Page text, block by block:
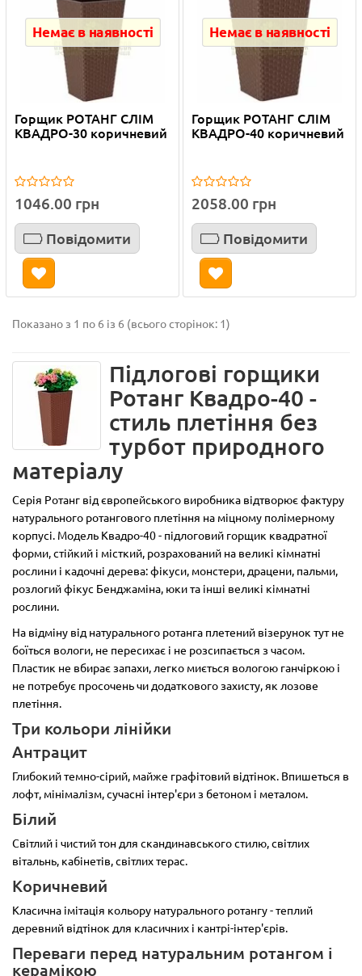
Немає в наявності
Горщик РОТАНГ СЛІМ
КВАДРО-30 коричневий
1046.00 грн
Повідомити
Немає в наявності
Горщик РОТАНГ СЛІМ
КВАДРО-40 коричневий
2058.00 грн
Повідомити
Показано з 1 по 6 із 6 (всього сторінок: 1)
Підлогові горщики
Ротанг Квадро-40 -
стиль плетіння без
турбот природного
матеріалу
Серія Ротанг від європейського виробника відтворює фактуру
натурального ротангового плетіння на міцному полімерному
корпусі. Модель Квадро-40 - підлоговий горщик квадратної
форми, стійкий і місткий, розрахований на великі кімнатні
рослини і кадочні дерева: фікуси, монстери, драцени, пальми,
розлогий фікус Бенджаміна, юки та інші великі кімнатні
рослини.
На відміну від натурального ротанга плетений візерунок тут не
боїться вологи, не пересихає і не розсипається з часом.
Пластик не вбирає запахи, легко миється вологою ганчіркою і
не потребує просочень чи додаткового захисту, як лозове
плетіння.
Три кольори лінійки
Антрацит
Глибокий темно-сірий, майже графітовий відтінок. Впишеться в
лофт, мінімалізм, сучасні інтер'єри з бетоном і металом.
Білий
Світлий і чистий тон для скандинавського стилю, світлих
вітальнь, кабінетів, світлих терас.
Коричневий
Класична імітація кольору натурального ротангу - теплий
деревний відтінок для класичних і кантрі-інтер'єрів.
Переваги перед натуральним ротангом і
керамікою